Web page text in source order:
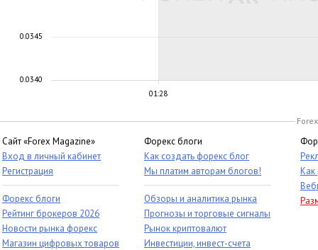
01:28
0.0340
0.0345
Сайт «Forex Magazine»
Вход в личный кабинет
Регистрация
Форекс блоги
Рейтинг брокеров 2026
Новости рынка форекс
Магазин цифровых товаров
Форекс блоги
Как создать форекс блог
Мы платим авторам блогов!
Обзоры и аналитика рынка
Прогнозы и торговые сигналы
Рынок криптовалют
Инвестиции, инвест-счета
Как